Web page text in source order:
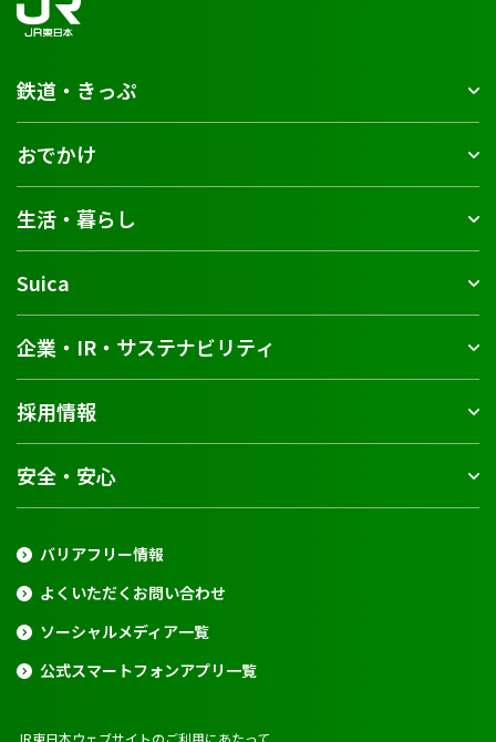
鉄道・きっぷ
おでかけ
生活・暮らし
Suica
企業・IR・サステナビリティ
採用情報
安全・安心
バリアフリー情報
よくいただくお問い合わせ
ソーシャルメディア一覧
公式スマートフォンアプリ一覧